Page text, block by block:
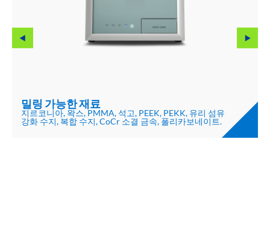
밀링 가능한 재료
지르코니아, 왁스, PMMA, 석고, PEEK, PEKK, 유리 섬유
강화 수지, 복합 수지, CoCr 소결 금속, 폴리카보네이트.